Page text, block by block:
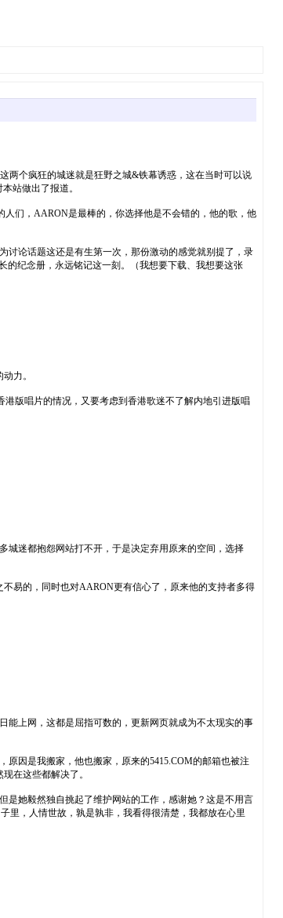
两个疯狂的城迷就是狂野之城&铁幕诱惑，这在当时可以说
站做出了报道。
们，AARON是最棒的，你选择他是不会错的，他的歌，他
论话题这还是有生第一次，那份激动的感觉就别提了，录
的纪念册，永远铭记这一刻。（我想要下载、我想要这张
力。
版唱片的情况，又要考虑到香港歌迷不了解内地引进版唱
迷都抱怨网站打不开，于是决定弃用原来的空间，选择
易的，同时也对AARON更有信心了，原来他的支持者多得
上网，这都是屈指可数的，更新网页就成为不太现实的事
因是我搬家，他也搬家，原来的5415.COM的邮箱也被注
在这些都解决了。
她毅然独自挑起了维护网站的工作，感谢她？这是不用言
里，人情世故，孰是孰非，我看得很清楚，我都放在心里